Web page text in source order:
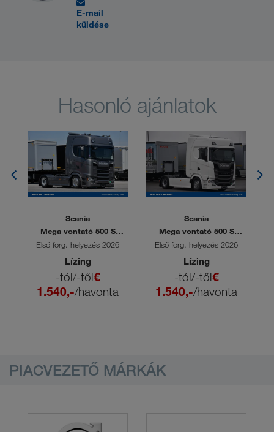
E-mail
küldése
Hasonló ajánlatok
Scania
Mega vontató 500 S
A4x2EB
Első forg. helyezés 2026
Lízing
-tól/-től€
1.540,-/havonta
Scania
Mega vontató 500 S
A4x2EB
Első forg. helyezés 2026
Lízing
-tól/-től€
1.540,-/havonta
PIACVEZETŐ MÁRKÁK